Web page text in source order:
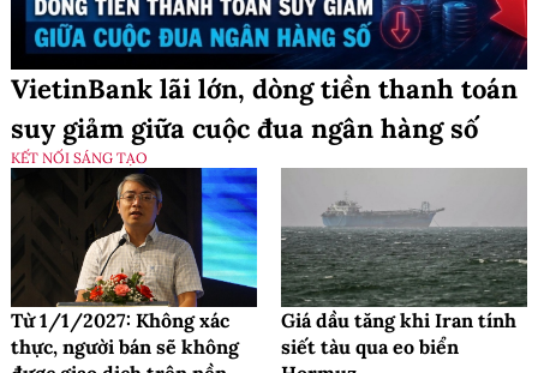
VietinBank lãi lớn, dòng tiền thanh toán
suy giảm giữa cuộc đua ngân hàng số
KẾT NỐI SÁNG TẠO
Từ 1/1/2027: Không xác
thực, người bán sẽ không
Giá dầu tăng khi Iran tính
siết tàu qua eo biển